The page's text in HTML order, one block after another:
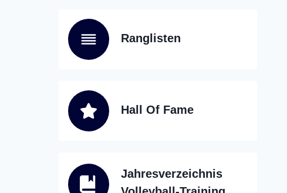
Ranglisten
Hall Of Fame
Jahresverzeichnis